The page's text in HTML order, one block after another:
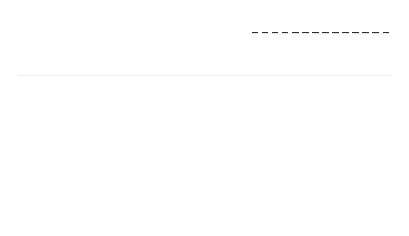
______________